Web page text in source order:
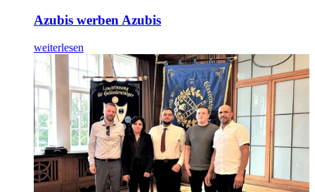
Azubis werben Azubis
weiterlesen